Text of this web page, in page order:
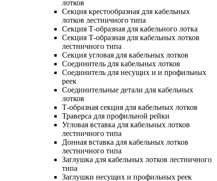
лотков
Секция крестообразная для кабельных
лотков лестничного типа
Секция Т-образная для кабельного лотка
Секция Т-образная для кабельных лотков
лестничного типа
Секция угловая для кабельных лотков
Соединитель для кабельных лотков
Соединитель для несущих и и профильных
реек
Соединительные детали для кабельных
лотков
Т-образная секция для кабельных лотков
Траверса для профильной рейки
Угловая вставка для кабельных лотков
лестничного типа
Донная вставка для кабельных лотков
лестничного типа
Заглушка для кабельных лотков лестничного
типа
Заглушки несущих и профильных реек